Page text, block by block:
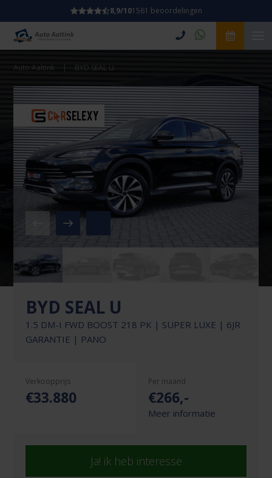
8,9/101561 beoordelingen
Auto Aaltink BYD SEAL U
BYD SEAL U
1.5 DM-I FWD BOOST 218 PK | SUPER LUXE | 6JR
GARANTIE | PANO
Verkoopprijs
€33.880
Per maand
€266,-
Meer informatie
Ja! ik heb interesse